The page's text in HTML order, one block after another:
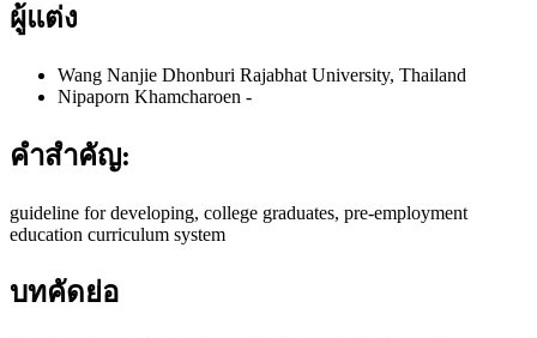
ผู้แต่ง
Wang Nanjie Dhonburi Rajabhat University, Thailand
Nipaporn Khamcharoen -
คำสำคัญ:
guideline for developing, college graduates, pre-employment
education curriculum system
บทคัดย่อ